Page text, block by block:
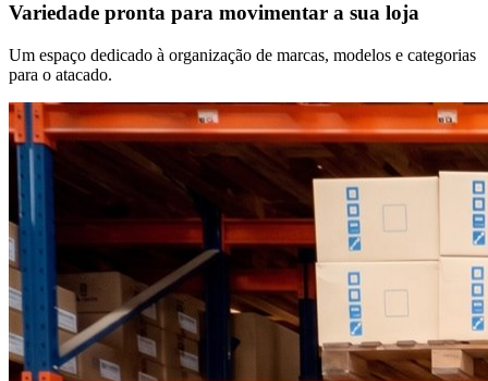
Variedade pronta para movimentar a sua loja
Um espaço dedicado à organização de marcas, modelos e categorias
para o atacado.